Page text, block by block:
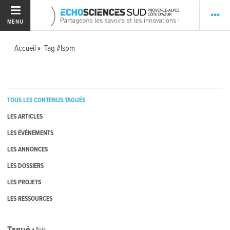
MENU
Accueil Tag #lspm
TOUS LES CONTENUS TAGUÉS
LES ARTICLES
LES ÉVÉNEMENTS
LES ANNONCES
LES DOSSIERS
LES PROJETS
LES RESSOURCES